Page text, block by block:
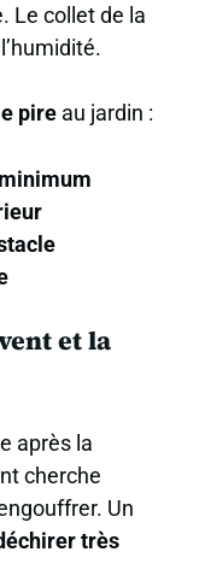
Le collet de la
pire au jardin :
et la
après la
cherche
Un
très